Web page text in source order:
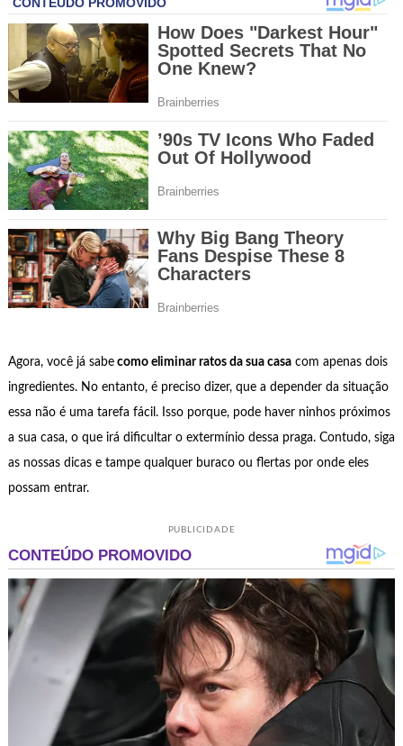
Agora, você já sabecomo eliminar ratos da sua casacom apenas dois
ingredientes. No entanto, é preciso dizer, que a depender da situação
essa não é uma tarefa fácil. Isso porque, pode haver ninhos próximos
a sua casa, o que irá dificultar o extermínio dessa praga. Contudo, siga
as nossas dicas e tampe qualquer buraco ou flertas por onde eles
possam entrar.
PUBLICIDADE